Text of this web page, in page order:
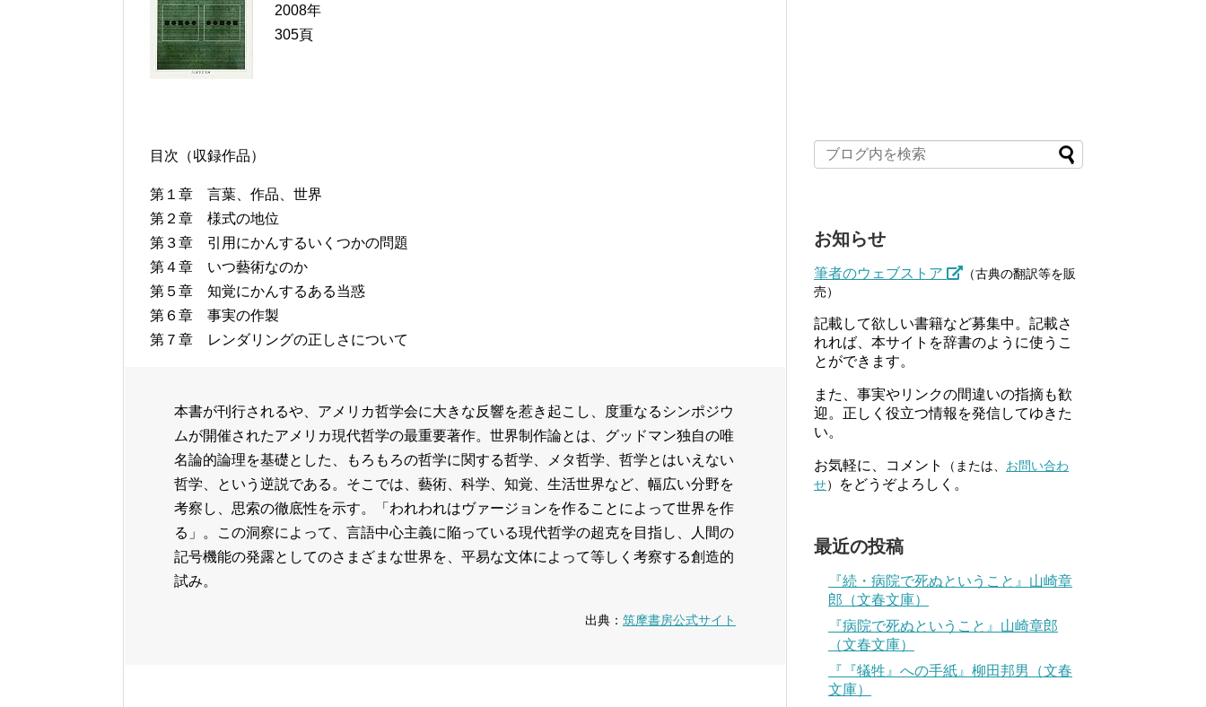
2008年
305頁
目次（収録作品）
第１章 言葉、作品、世界
第２章 様式の地位
第３章 引用にかんするいくつかの問題
第４章 いつ藝術なのか
第５章 知覚にかんするある当惑
第６章 事実の作製
第７章 レンダリングの正しさについて
本書が刊行されるや、アメリカ哲学会に大きな反響を惹き起こし、度重なるシンポジウ
ムが開催されたアメリカ現代哲学の最重要著作。世界制作論とは、グッドマン独自の唯
名論的論理を基礎とした、もろもろの哲学に関する哲学、メタ哲学、哲学とはいえない
哲学、という逆説である。そこでは、藝術、科学、知覚、生活世界など、幅広い分野を
考察し、思索の徹底性を示す。「われわれはヴァージョンを作ることによって世界を作
る」。この洞察によって、言語中心主義に陥っている現代哲学の超克を目指し、人間の
記号機能の発露としてのさまざまな世界を、平易な文体によって等しく考察する創造的
試み。
出典： 筑摩書房公式サイト
お知らせ
筆者のウェブストア
（古典の翻訳等を販
売）
記載して欲しい書籍など募集中。記載さ
れれば、本サイトを辞書のように使うこ
とができます。
また、事実やリンクの間違いの指摘も歓
迎。正しく役立つ情報を発信してゆきた
い。
お気軽に、コメント （または、 お問い合わ
せ） をどうぞよろしく。
最近の投稿
『続・病院で死ぬということ』山崎章
郎（文春文庫）
『病院で死ぬということ』山崎章郎
（文春文庫）
『『犠牲』への手紙』柳田邦男（文春
文庫）